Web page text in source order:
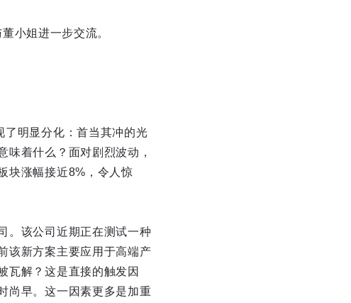
小姐进一步交流。
了明显分化：首当其冲的光
味着什么？面对剧烈波动，
块涨幅接近8%，令人惊
。该公司近期正在测试一种
该新方案主要应用于高端产
瓦解？这是直接的触发因
尚早。这一因素更多是加重